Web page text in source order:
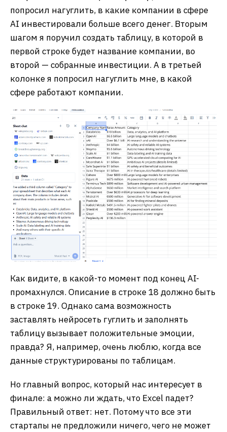
попросил нагуглить, в какие компании в сфере
AI инвестировали больше всего денег. Вторым
шагом я поручил создать таблицу, в которой в
первой строке будет название компании, во
второй — собранные инвестиции. А в третьей
колонке я попросил нагуглить мне, в какой
сфере работают компании.
Как видите, в какой-то момент под конец AI-
промахнулся. Описание в строке 18 должно быть
в строке 19. Однако сама возможность
заставлять нейросеть гуглить и заполнять
таблицу вызывает положительные эмоции,
правда? Я, например, очень люблю, когда все
данные структурированы по таблицам.
Но главный вопрос, который нас интересует в
финале: а можно ли ждать, что Excel падет?
Правильный ответ: нет. Потому что все эти
стартапы не предложили ничего, чего не может